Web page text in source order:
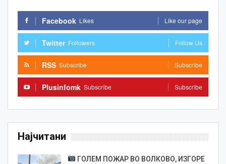
Facebook Likes Like our page
Twitter Followers Follow Us
RSS Subscribe Subscribe
Plusinfomk Subscribe Subscribe
Најчитани
ГОЛЕМ ПОЖАР ВО ВОЛКОВО, ИЗГОРЕ